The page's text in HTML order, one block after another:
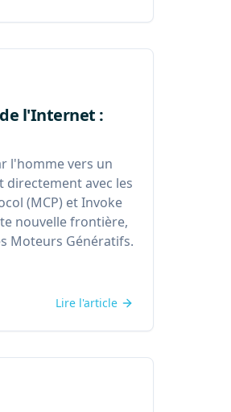
l'Internet :
l'homme vers un
directement avec les
(MCP) et Invoke
nouvelle frontière,
Moteurs Génératifs.
Lire l'article